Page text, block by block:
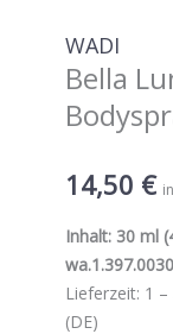
WADI
Bella
14,50 €
Inhalt: 30 ml
wa.1.397.0030
Lieferzeit: 1 –
(DE)